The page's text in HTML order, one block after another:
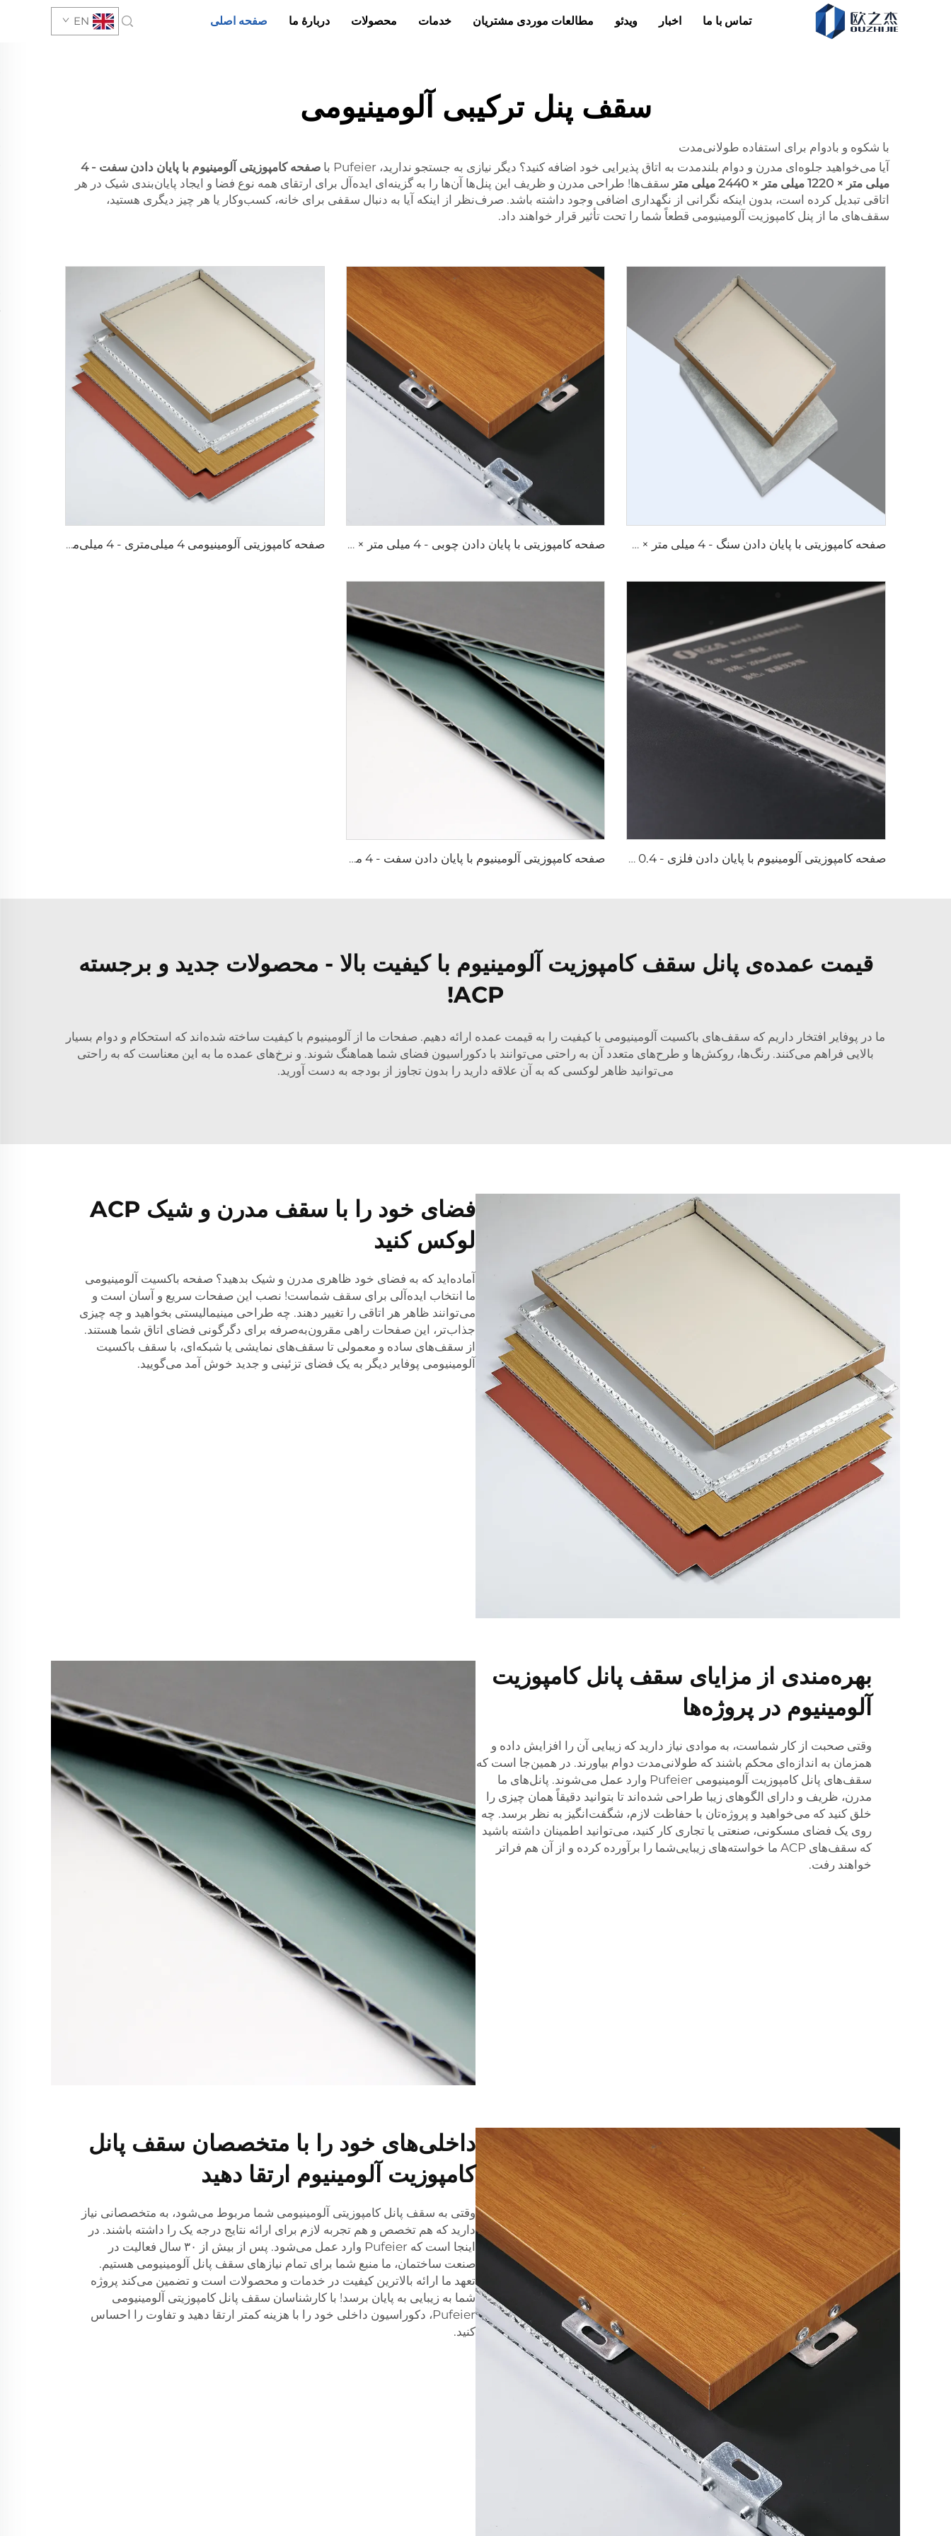
صفحه اصلی دربارهٔ ما محصولات خدمات مطالعات موردی مشتریان ویدئو اخبار تماس با ما EN
سقف پنل ترکیبی آلومینیومی
با شکوه و بادوام برای استفاده طولانی‌مدت
آیا می‌خواهید جلوه‌ای مدرن و دوام بلندمدت به اتاق پذیرایی خود اضافه کنید؟ دیگر نیازی به جستجو ندارید، Pufeier با
صفحه کامپوزیتی آلومینیوم با پایان دادن سفت - 4
میلی متر × 1220 میلی متر × 2440 میلی متر
سقف‌ها! طراحی مدرن و ظریف این پنل‌ها آن‌ها را به گزینه‌ای ایده‌آل برای ارتقای همه نوع فضا و ایجاد پایان‌بندی شیک در هر
اتاقی تبدیل کرده است، بدون اینکه نگرانی از نگهداری اضافی وجود داشته باشد. صرف‌نظر از اینکه آیا به دنبال سقفی برای خانه، کسب‌وکار یا هر چیز دیگری هستید،
سقف‌های ما از پنل کامپوزیت آلومینیومی قطعاً شما را تحت تأثیر قرار خواهند داد.
صفحه کامپوزیتی با پایان دادن سنگ - 4 میلی متر × 1220 میلی متر × 2440 میلی متر صفحه کامپوزیتی با پایان دادن چوبی - 4 میلی متر × 1220 میلی متر × 2440 میلی متر صفحه کامپوزیتی آلومینیومی 4 میلی‌متری - 4 میلی‌متر 1220 میلی‌متر × 2440 میلی‌متر (122 سانتی‌متر × 244 سانتی‌متر)
صفحه کامپوزیتی آلومینیوم با پایان دادن فلزی - 0.4 سانتی متر × 122 سانتی متر × 244 سانتی متر صفحه کامپوزیتی آلومینیوم با پایان دادن سفت - 4 میلی متر × 1220 میلی متر × 2440 میلی متر
قیمت عمده‌ی پانل سقف کامپوزیت آلومینیوم با کیفیت بالا - محصولات جدید و برجسته
ACP!
ما در پوفایر افتخار داریم که سقف‌های باکسیت آلومینیومی با کیفیت را به قیمت عمده ارائه دهیم. صفحات ما از آلومینیوم با کیفیت ساخته شده‌اند که استحکام و دوام بسیار
بالایی فراهم می‌کنند. رنگ‌ها، روکش‌ها و طرح‌های متعدد آن به راحتی می‌توانند با دکوراسیون فضای شما هماهنگ شوند. و نرخ‌های عمده ما به این معناست که به راحتی
می‌توانید ظاهر لوکسی که به آن علاقه دارید را بدون تجاوز از بودجه به دست آورید.
فضای خود را با سقف مدرن و شیک ACP
لوکس کنید
آماده‌اید که به فضای خود ظاهری مدرن و شیک بدهید؟ صفحه باکسیت آلومینیومی
ما انتخاب ایده‌آلی برای سقف شماست! نصب این صفحات سریع و آسان است و
می‌توانند ظاهر هر اتاقی را تغییر دهند. چه طراحی مینیمالیستی بخواهید و چه چیزی
جذاب‌تر، این صفحات راهی مقرون‌به‌صرفه برای دگرگونی فضای اتاق شما هستند.
از سقف‌های ساده و معمولی تا سقف‌های نمایشی یا شبکه‌ای، با سقف باکسیت
آلومینیومی پوفایر دیگر به یک فضای تزئینی و جدید خوش آمد می‌گویید.
بهره‌مندی از مزایای سقف پانل کامپوزیت
آلومینیوم در پروژه‌ها
وقتی صحبت از کار شماست، به موادی نیاز دارید که زیبایی آن را افزایش داده و
همزمان به اندازه‌ای محکم باشند که طولانی‌مدت دوام بیاورند. در همین‌جا است که
سقف‌های پانل کامپوزیت آلومینیومی Pufeier وارد عمل می‌شوند. پانل‌های ما
مدرن، ظریف و دارای الگوهای زیبا طراحی شده‌اند تا بتوانید دقیقاً همان چیزی را
خلق کنید که می‌خواهید و پروژه‌تان با حفاظت لازم، شگفت‌انگیز به نظر برسد. چه
روی یک فضای مسکونی، صنعتی یا تجاری کار کنید، می‌توانید اطمینان داشته باشید
که سقف‌های ACP ما خواسته‌های زیبایی‌شما را برآورده کرده و از آن هم فراتر
خواهند رفت.
داخلی‌های خود را با متخصصان سقف پانل
کامپوزیت آلومینیوم ارتقا دهید
وقتی به سقف پانل کامپوزیتی آلومینیومی شما مربوط می‌شود، به متخصصانی نیاز
دارید که هم تخصص و هم تجربه لازم برای ارائه نتایج درجه یک را داشته باشند. در
اینجا است که Pufeier وارد عمل می‌شود. پس از بیش از ۳۰ سال فعالیت در
صنعت ساختمان، ما منبع شما برای تمام نیازهای سقف پانل آلومینیومی هستیم.
تعهد ما ارائه بالاترین کیفیت در خدمات و محصولات است و تضمین می‌کند پروژه
شما به زیبایی به پایان برسد! با کارشناسان سقف پانل کامپوزیتی آلومینیومی
Pufeier، دکوراسیون داخلی خود را با هزینه کمتر ارتقا دهید و تفاوت را احساس
کنید.